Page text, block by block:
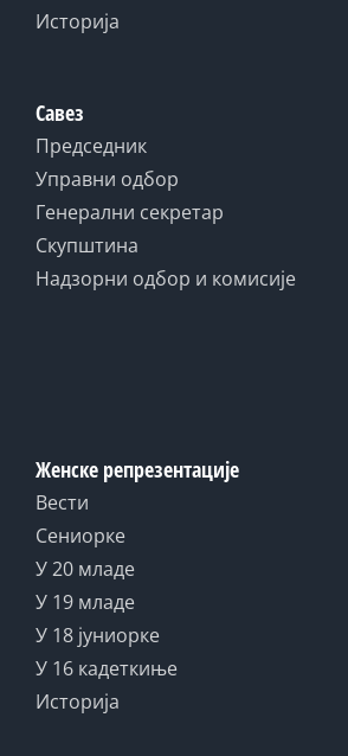
Историја
Савез
Председник
Управни одбор
Генерални секретар
Скупштина
Надзорни одбор и комисије
Женске репрезентације
Вести
Сениорке
У 20 младе
У 19 младе
У 18 јуниорке
У 16 кадеткиње
Историја